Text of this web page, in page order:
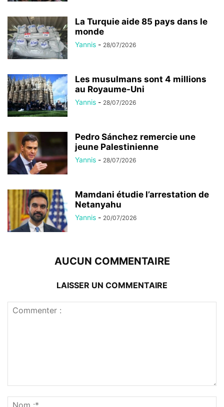
La Turquie aide 85 pays dans le
monde
Yannis - 28/07/2026
Les musulmans sont 4 millions
au Royaume-Uni
Yannis - 28/07/2026
Pedro Sánchez remercie une
jeune Palestinienne
Yannis - 28/07/2026
Mamdani étudie l’arrestation de
Netanyahu
Yannis - 20/07/2026
AUCUN COMMENTAIRE
LAISSER UN COMMENTAIRE